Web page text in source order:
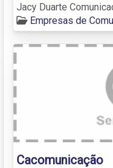
Jacy Duarte
Empresas de
Cacomunicação